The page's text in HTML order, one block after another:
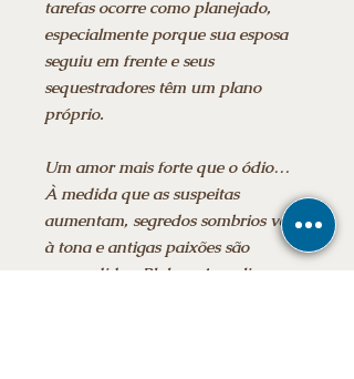
tarefas ocorre como planejado,
especialmente porque sua esposa
seguiu em frente e seus
sequestradores têm um plano
próprio.
Um amor mais forte que o ódio…
À medida que as suspeitas
aumentam, segredos sombrios vêm
à tona e antigas paixões são
reacendidas, Blake e Annalise